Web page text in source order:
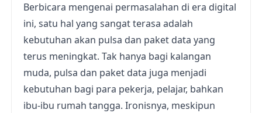
Berbicara mengenai permasalahan di era digital
ini, satu hal yang sangat terasa adalah
kebutuhan akan pulsa dan paket data yang
terus meningkat. Tak hanya bagi kalangan
muda, pulsa dan paket data juga menjadi
kebutuhan bagi para pekerja, pelajar, bahkan
ibu-ibu rumah tangga. Ironisnya, meskipun